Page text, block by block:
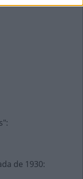
:
de 1930: